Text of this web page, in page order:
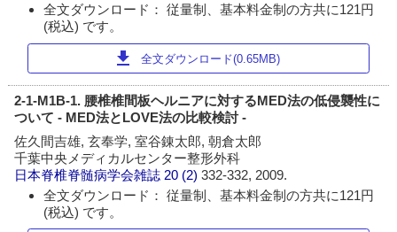
全文ダウンロード： 従量制、基本料金制の方共に121円
(税込) です。
download 全文ダウンロード(0.65MB)
2-1-M1B-1. 腰椎椎間板ヘルニアに対するMED法の低侵襲性に
ついて - MED法とLOVE法の比較検討 -
佐久間吉雄, 玄奉学, 室谷錬太郎, 朝倉太郎
千葉中央メディカルセンター整形外科
日本脊椎脊髄病学会雑誌 20 (2)332-332, 2009.
全文ダウンロード： 従量制、基本料金制の方共に121円
(税込) です。